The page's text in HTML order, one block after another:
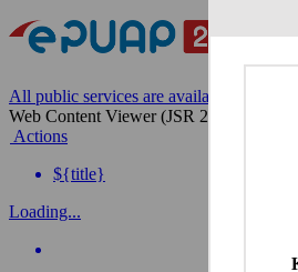
All public services are available on the
Web Content Viewer (JSR 286)
Actions
${title}
Loading...